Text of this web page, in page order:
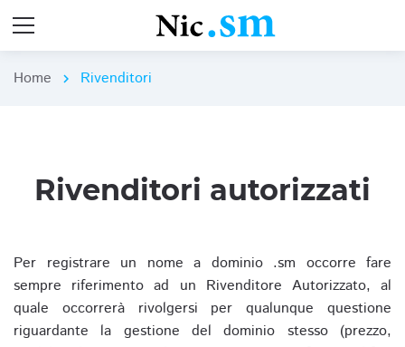
Home chevron_right Rivenditori
Rivenditori autorizzati
Per registrare un nome a dominio .sm occorre fare
sempre riferimento ad un Rivenditore Autorizzato, al
quale occorrerà rivolgersi per qualunque questione
riguardante la gestione del dominio stesso (prezzo,